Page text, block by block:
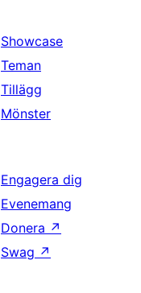
Showcase
Teman
Tillägg
Mönster
Engagera dig
Evenemang
Donera ↗
Swag ↗